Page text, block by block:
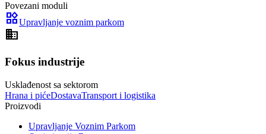
Povezani moduli
widgetsUpravljanje voznim parkom
domain
Fokus industrije
Usklađenost sa sektorom
Hrana i pićeDostavaTransport i logistika
Proizvodi
Upravljanje Voznim Parkom